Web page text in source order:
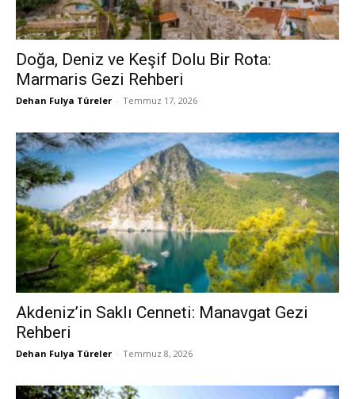
Doğa, Deniz ve Keşif Dolu Bir Rota:
Marmaris Gezi Rehberi
Dehan Fulya Türeler - Temmuz 17, 2026
Akdeniz’in Saklı Cenneti: Manavgat Gezi
Rehberi
Dehan Fulya Türeler - Temmuz 8, 2026